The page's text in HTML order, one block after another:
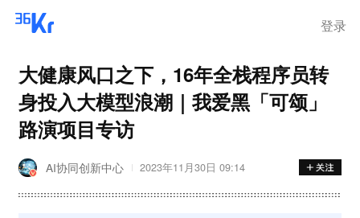
登录
大健康风口之下，16年全栈程序员转
身投入大模型浪潮｜我爱黑「可颂」
路演项目专访
AI协同创新中心 2023年11月30日 09:14